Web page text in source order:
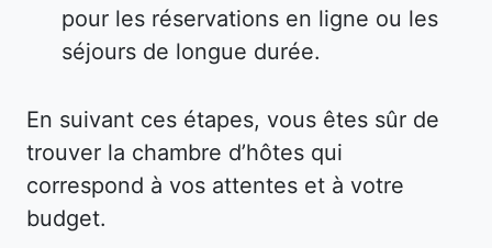
pour les réservations en ligne ou les
séjours de longue durée.
En suivant ces étapes, vous êtes sûr de
trouver la chambre d’hôtes qui
correspond à vos attentes et à votre
budget.